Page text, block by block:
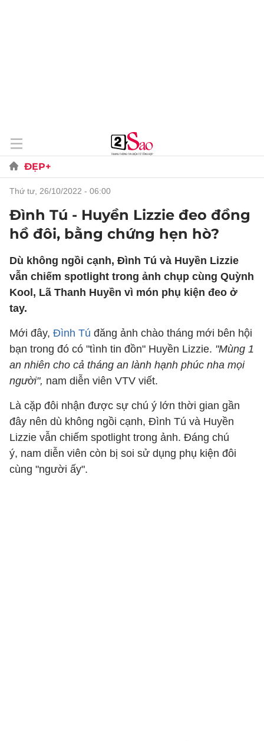
ĐẸP+
thứ tư, 26/10/2022 - 06:00
Đình Tú - Huyền Lizzie đeo đồng
hồ đôi, bằng chứng hẹn hò?
Dù không ngồi cạnh, Đình Tú và Huyền Lizzie
vẫn chiếm spotlight trong ảnh chụp cùng Quỳnh
Kool, Lã Thanh Huyền vì món phụ kiện đeo ở
tay.
Mới đây, Đình Tú đăng ảnh chào tháng mới bên hội
bạn trong đó có "tình tin đồn" Huyền Lizzie. "Mùng 1
an nhiên cho cả tháng an lành hạnh phúc nha mọi
người", nam diễn viên VTV viết.
Là cặp đôi nhận được sự chú ý lớn thời gian gần
đây nên dù không ngồi cạnh, Đình Tú và Huyền
Lizzie vẫn chiếm spotlight trong ảnh. Đáng chú
ý, nam diễn viên còn bị soi sử dụng phụ kiện đôi
cùng "người ấy".